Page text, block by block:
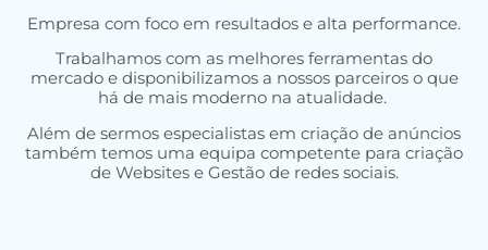
Empresa com foco em resultados e alta performance.
Trabalhamos com as melhores ferramentas do
mercado e disponibilizamos a nossos parceiros o que
há de mais moderno na atualidade.
Além de sermos especialistas em criação de anúncios
também temos uma equipa competente para criação
de Websites e Gestão de redes sociais.